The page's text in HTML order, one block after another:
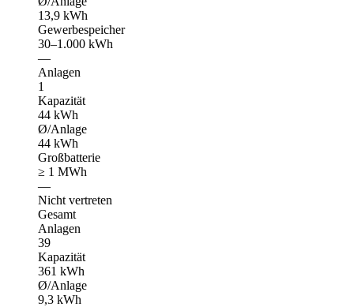
13,9 kWh
Gewerbespeicher
30–1.000 kWh
—
Anlagen
1
Kapazität
44 kWh
Ø/Anlage
44 kWh
Großbatterie
≥ 1 MWh
—
Nicht vertreten
Gesamt
Anlagen
39
Kapazität
361 kWh
Ø/Anlage
9,3 kWh